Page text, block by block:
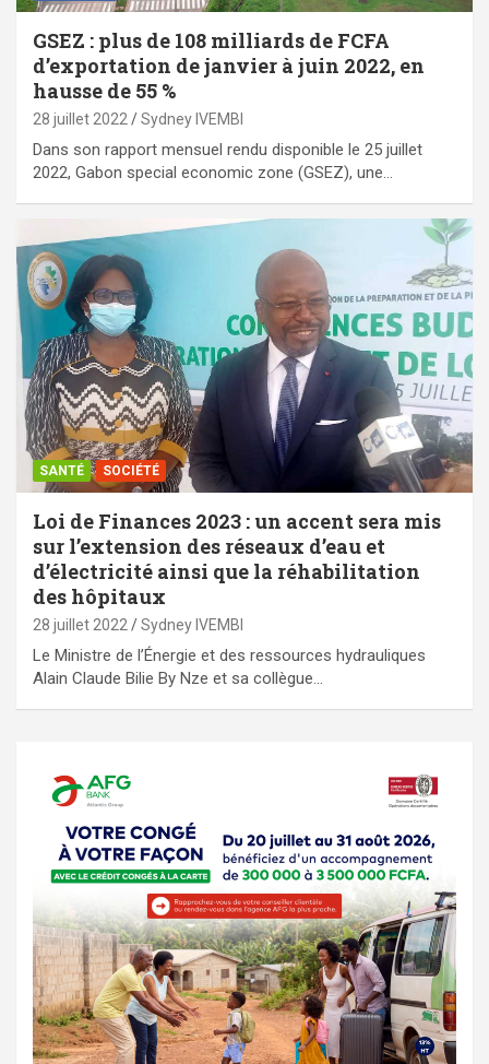
GSEZ : plus de 108 milliards de FCFA
d’exportation de janvier à juin 2022, en
hausse de 55 %
28 juillet 2022 Sydney IVEMBI
Dans son rapport mensuel rendu disponible le 25 juillet
2022, Gabon special economic zone (GSEZ), une…
SANTÉ SOCIÉTÉ
Loi de Finances 2023 : un accent sera mis
sur l’extension des réseaux d’eau et
d’électricité ainsi que la réhabilitation
des hôpitaux
28 juillet 2022 Sydney IVEMBI
Le Ministre de l’Énergie et des ressources hydrauliques
Alain Claude Bilie By Nze et sa collègue…